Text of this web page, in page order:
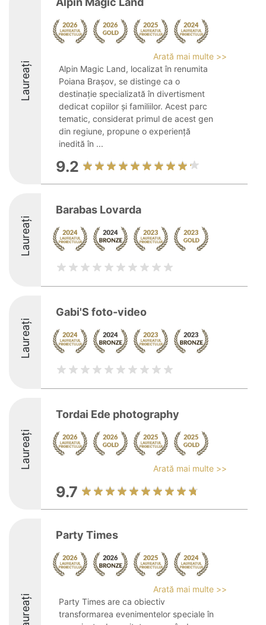
Laureați
Arată mai multe >>
Alpin Magic Land, localizat în renumita
Poiana Brașov, se distinge ca o
destinație specializată în divertisment
dedicat copiilor și familiilor. Acest parc
tematic, considerat primul de acest gen
din regiune, propune o experiență
inedită în ...
9.2
Laureați
Barabas Lovarda
Laureați
Gabi'S foto-video
Laureați
Tordai Ede photography
Arată mai multe >>
9.7
Laureați
Party Times
Arată mai multe >>
Party Times are ca obiectiv
transformarea evenimentelor speciale în